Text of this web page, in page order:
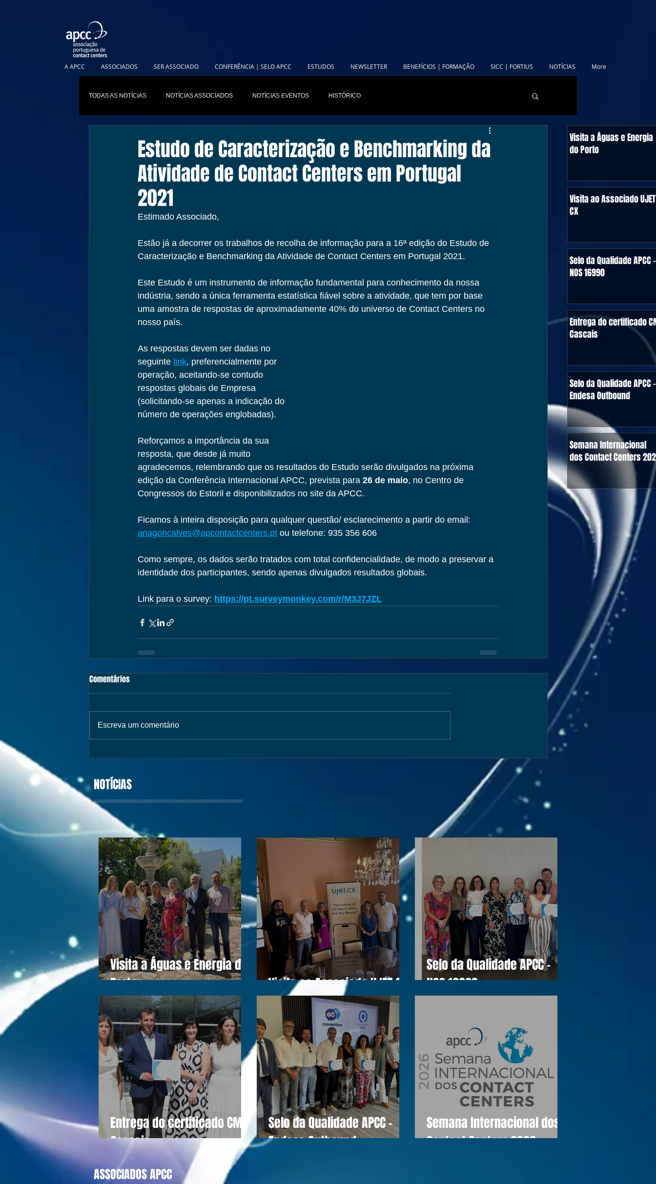
A APCC ASSOCIADOS SER ASSOCIADO CONFERÊNCIA | SELO APCC ESTUDOS NEWSLETTER BENEFÍCIOS | FORMAÇÃO SICC | FORTIUS NOTÍCIAS More
TODAS AS NOTÍCIAS NOTÍCIAS ASSOCIADOS NOTÍCIAS EVENTOS HISTÓRICO
Estudo de Caracterização e Benchmarking da
Atividade de Contact Centers em Portugal
2021
Estimado Associado,
Estão já a decorrer os trabalhos de recolha de informação para a 16ª edição do Estudo de
Caracterização e Benchmarking da Atividade de Contact Centers em Portugal 2021.
Este Estudo é um instrumento de informação fundamental para conhecimento da nossa
indústria, sendo a única ferramenta estatística fiável sobre a atividade, que tem por base
uma amostra de respostas de aproximadamente 40% do universo de Contact Centers no
nosso país.
As respostas devem ser dadas no
seguinte link, preferencialmente por
operação, aceitando-se contudo
respostas globais de Empresa
(solicitando-se apenas a indicação do
número de operações englobadas).
Reforçamos a importância da sua
resposta, que desde já muito
agradecemos, relembrando que os resultados do Estudo serão divulgados na próxima
edição da Conferência Internacional APCC, prevista para 26 de maio, no Centro de
Congressos do Estoril e disponibilizados no site da APCC.
Ficamos à inteira disposição para qualquer questão/ esclarecimento a partir do email:
anagoncalves@apcontactcenters.pt ou telefone: 935 356 606
Como sempre, os dados serão tratados com total confidencialidade, de modo a preservar a
identidade dos participantes, sendo apenas divulgados resultados globais.
Link para o survey: https://pt.surveymonkey.com/r/M3J7JZL
Comentários
Escreva um comentário
Visita a Águas e Energia
do Porto
Visita ao Associado UJET
CX
Selo da Qualidade APCC -
NOS 16990
Entrega do certificado
Cascais
Selo da Qualidade APCC -
Endesa Outbound
Semana Internacional
dos Contact Centers
NOTÍCIAS
//////////////////////////////////////////////////////////////////////////////////////////////////////
Visita a Águas e Energia do
Porto
Visita ao Associado UJET CX
Selo da Qualidade APCC -
NOS 16990
Entrega do certificado CM
Cascais
Selo da Qualidade APCC -
Endesa Outbound
Semana Internacional dos
Contact Centers 2026
ASSOCIADOS APCC